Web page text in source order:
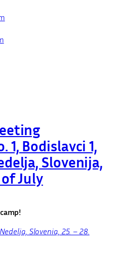
1, Bodislavci 1,
Slovenija,
July
Slovenia, 25. – 28.